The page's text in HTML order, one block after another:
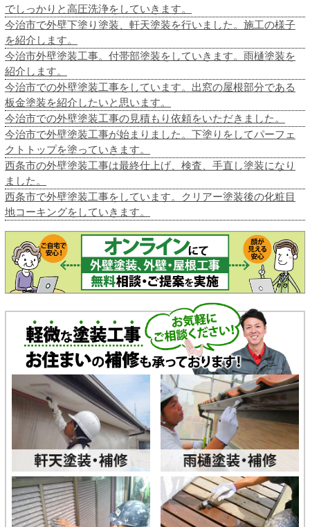
でしっかりと高圧洗浄をしていきます。
今治市で外壁下塗り塗装、軒天塗装を行いました。施工の様子
を紹介します。
今治市外壁塗装工事。付帯部塗装をしていきます。雨樋塗装を
紹介します。
今治市での外壁塗装工事をしています。出窓の屋根部分である
板金塗装を紹介したいと思います。
今治市での外壁塗装工事の見積もり依頼をいただきました。
今治市で外壁塗装工事が始まりました。下塗りをしてパーフェ
クトトップを塗っていきます。
西条市の外壁塗装工事は最終仕上げ、検査、手直し塗装になり
ました。
西条市で外壁塗装工事をしています。クリアー塗装後の化粧目
地コーキングをしていきます。